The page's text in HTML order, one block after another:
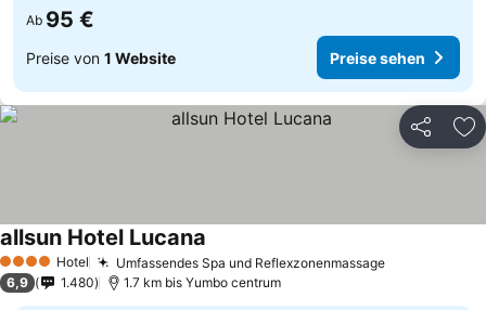
Ab 95 €
Preise von 1 Website Preise sehen
Teilen
4 Sterne Hotel Umfassendes Spa und ReflexzonenmassagePreise sehen
allsun Hotel Lucana
6,9 1.480 1.7 km bis Yumbo centrum